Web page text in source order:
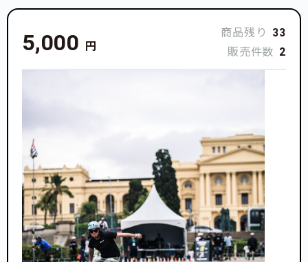
5,000 円
商品残り
33
販売件数 2